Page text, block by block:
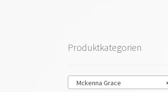
Produktkategorien
Mckenna Grace